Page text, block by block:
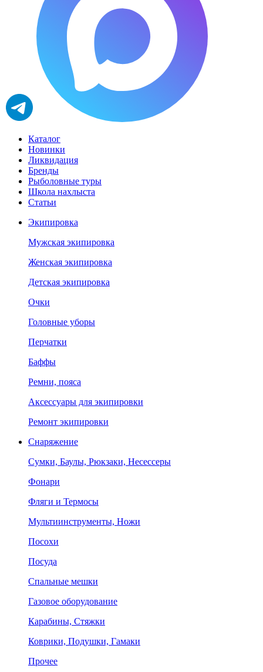
Каталог
Новинки
Ликвидация
Бренды
Рыболовные туры
Школа нахлыста
Статьи
Экипировка
Мужская экипировка
Женская экипировка
Детская экипировка
Очки
Головные уборы
Перчатки
Баффы
Ремни, пояса
Аксессуары для экипировки
Ремонт экипировки
Снаряжение
Сумки, Баулы, Рюкзаки, Несессеры
Фонари
Фляги и Термосы
Мультиинструменты, Ножи
Посохи
Посуда
Спальные мешки
Газовое оборудование
Карабины, Стяжки
Коврики, Подушки, Гамаки
Прочее